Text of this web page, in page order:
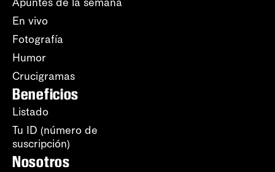
En vivo
Fotografía
Humor
Crucigramas
Beneficios
Listado
Tu ID (número de
suscripción)
Nosotros